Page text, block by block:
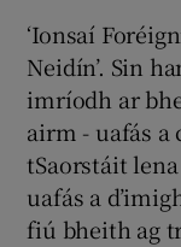
‘Ionsaí
Neidín’. Sin
imríodh ar
airm - uafás
tSaorstáit
uafás a
fiú bheith ag